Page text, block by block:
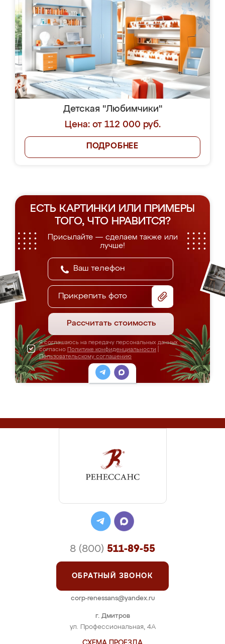
Детская "Любимчики"
Цена: от 112 000 руб.
ПОДРОБНЕЕ
ЕСТЬ КАРТИНКИ ИЛИ ПРИМЕРЫ
ТОГО, ЧТО НРАВИТСЯ?
Присылайте — сделаем также или
лучше!
Прикрепить фото
Рассчитать стоимость
Я соглашаюсь на передачу персональных данных
согласно Политике конфиденциальности
Пользовательскому соглашению
г. Дмитров
ул. Профессиональная, 4А
8 (800) 511-89-55
ОБРАТНЫЙ ЗВОНОК
corp-renessans@yandex.ru